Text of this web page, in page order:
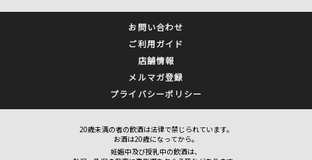
お問い合わせ
ご利用ガイド
店舗情報
メルマガ登録
プライバシーポリシー
20歳未満の者の飲酒は法律で禁じられています。
お酒は20歳になってから。
妊娠中及び授乳中の飲酒は、